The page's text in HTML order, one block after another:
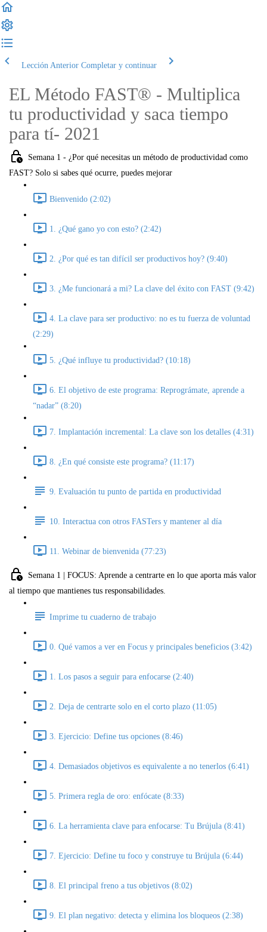
Lección Anterior Completar y continuar
EL Método FAST® - Multiplica
tu productividad y saca tiempo
para tí- 2021
Semana 1 - ¿Por qué necesitas un método de productividad como
FAST? Solo si sabes qué ocurre, puedes mejorar
Bienvenido (2:02)
1. ¿Qué gano yo con esto? (2:42)
2. ¿Por qué es tan difícil ser productivos hoy? (9:40)
3. ¿Me funcionará a mi? La clave del éxito con FAST (9:42)
4. La clave para ser productivo: no es tu fuerza de voluntad
(2:29)
5. ¿Qué influye tu productividad? (10:18)
6. El objetivo de este programa: Reprográmate, aprende a
“nadar” (8:20)
7. Implantación incremental: La clave son los detalles (4:31)
8. ¿En qué consiste este programa? (11:17)
9. Evaluación tu punto de partida en productividad
10. Interactua con otros FASTers y mantener al día
11. Webinar de bienvenida (77:23)
Semana 1 | FOCUS: Aprende a centrarte en lo que aporta más valor
al tiempo que mantienes tus responsabilidades.
Imprime tu cuaderno de trabajo
0. Qué vamos a ver en Focus y principales beneficios (3:42)
1. Los pasos a seguir para enfocarse (2:40)
2. Deja de centrarte solo en el corto plazo (11:05)
3. Ejercicio: Define tus opciones (8:46)
4. Demasiados objetivos es equivalente a no tenerlos (6:41)
5. Primera regla de oro: enfócate (8:33)
6. La herramienta clave para enfocarse: Tu Brújula (8:41)
7. Ejercicio: Define tu foco y construye tu Brújula (6:44)
8. El principal freno a tus objetivos (8:02)
9. El plan negativo: detecta y elimina los bloqueos (2:38)